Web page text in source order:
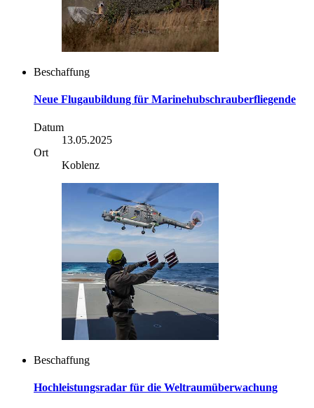
Beschaffung
Neue Flugaubildung für Marinehubschrauberfliegende
Datum
13.05.2025
Ort
Koblenz
Beschaffung
Hochleistungsradar für die Weltraumüberwachung